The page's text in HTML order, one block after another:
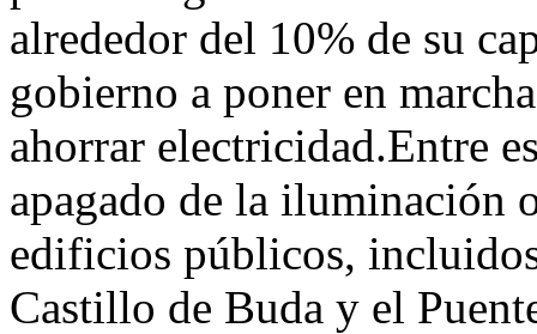
alrededor del 10% de su
gobierno a poner en
ahorrar electricidad.Entre
apagado de la iluminación
edificios públicos,
Castillo de Buda y el